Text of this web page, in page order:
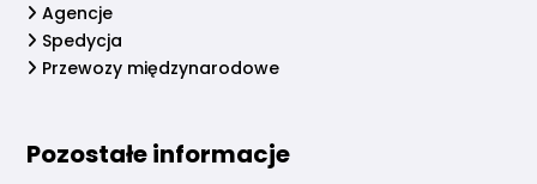
Agencje
Spedycja
Przewozy międzynarodowe
Pozostałe informacje